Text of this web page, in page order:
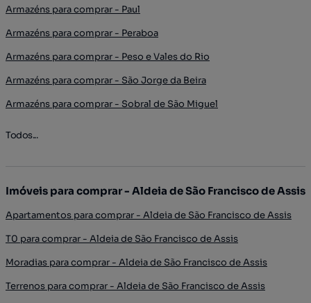
Armazéns para comprar - Paul
Armazéns para comprar - Peraboa
Armazéns para comprar - Peso e Vales do Rio
Armazéns para comprar - São Jorge da Beira
Armazéns para comprar - Sobral de São Miguel
Todos...
Imóveis para comprar - Aldeia de São Francisco de Assis
Apartamentos para comprar - Aldeia de São Francisco de Assis
T0 para comprar - Aldeia de São Francisco de Assis
Moradias para comprar - Aldeia de São Francisco de Assis
Terrenos para comprar - Aldeia de São Francisco de Assis